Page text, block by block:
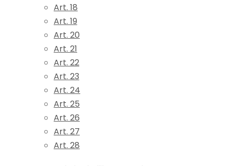
Art. 18
Art. 19
Art. 20
Art. 21
Art. 22
Art. 23
Art. 24
Art. 25
Art. 26
Art. 27
Art. 28